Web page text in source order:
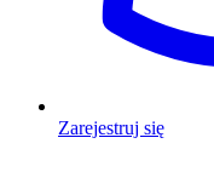
Zarejestruj się